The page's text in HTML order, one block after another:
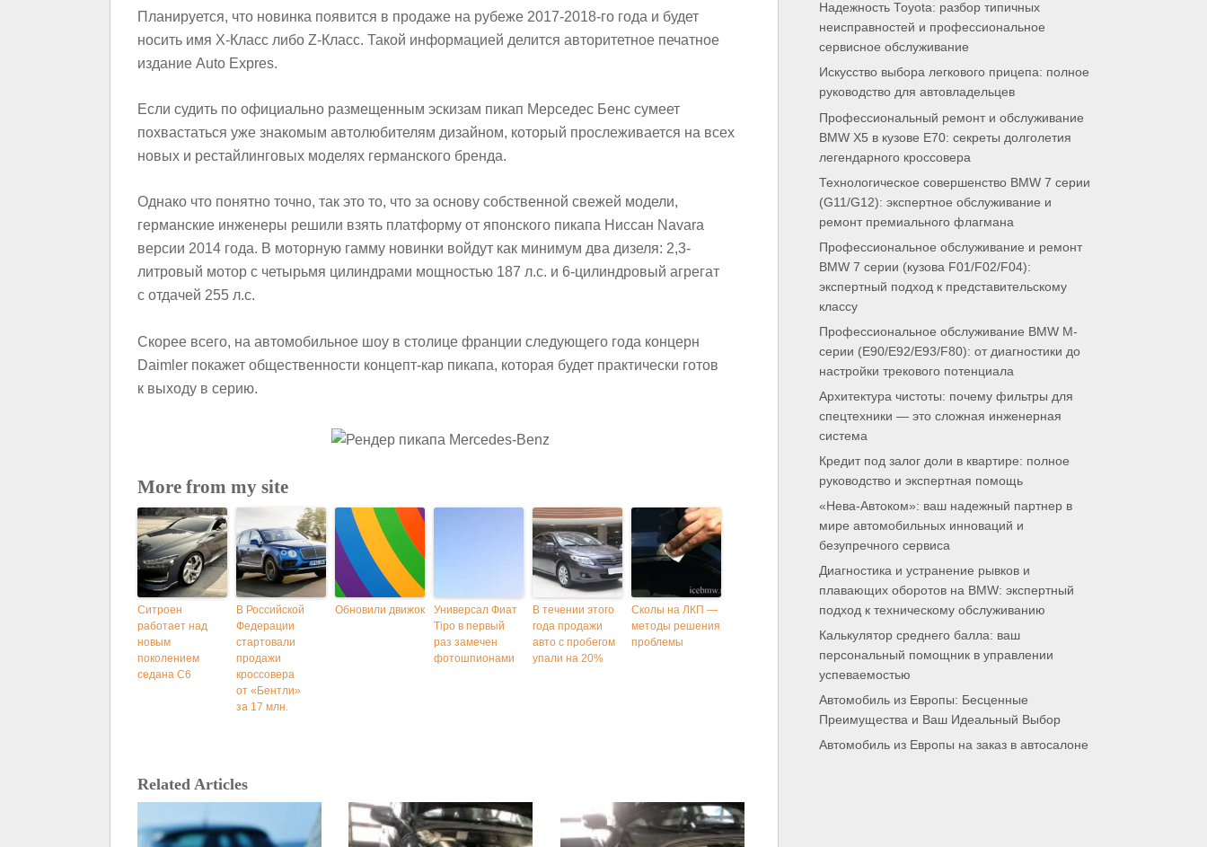
Планируется, что новинка появится в продаже на рубеже 2017-2018-го года и будет
носить имя X-Класс либо Z-Класс. Такой информацией делится авторитетное печатное
издание Auto Expres.
Если судить по официально размещенным эскизам пикап Мерседес Бенс сумеет
похвастаться уже знакомым автолюбителям дизайном, который прослеживается на всех
новых и рестайлинговых моделях германского бренда.
Однако что понятно точно, так это то, что за основу собственной свежей модели,
германские инженеры решили взять платформу от японского пикапа Ниссан Navara
версии 2014 года. В моторную гамму новинки войдут как минимум два дизеля: 2,3-
литровый мотор с четырьмя цилиндрами мощностью 187 л.с. и 6-цилиндровый агрегат
с отдачей 255 л.с.
Скорее всего, на автомобильное шоу в столице франции следующего года концерн
Daimler покажет общественности концепт-кар пикапа, которая будет практически готов
к выходу в серию.
More from my site
Ситроен
работает над
новым
поколением
седана C6
В Российской
Федерации
стартовали
продажи
кроссовера
от «Бентли»
за 17 млн.
Обновили движок
Универсал Фиат
Tipo в первый
раз замечен
фотошпионами
В течении этого
года продажи
авто с пробегом
упали на 20%
Сколы на ЛКП —
методы решения
проблемы
Related Articles
Надежность Toyota: разбор типичных
неисправностей и профессиональное
сервисное обслуживание
Искусство выбора легкового прицепа: полное
руководство для автовладельцев
Профессиональный ремонт и обслуживание
BMW X5 в кузове E70: секреты долголетия
легендарного кроссовера
Технологическое совершенство BMW 7 серии
(G11/G12): экспертное обслуживание и
ремонт премиального флагмана
Профессиональное обслуживание и ремонт
BMW 7 серии (кузова F01/F02/F04):
экспертный подход к представительскому
классу
Профессиональное обслуживание BMW M-
серии (E90/E92/E93/F80): от диагностики до
настройки трекового потенциала
Архитектура чистоты: почему фильтры для
спецтехники — это сложная инженерная
система
Кредит под залог доли в квартире: полное
руководство и экспертная помощь
«Нева-Автоком»: ваш надежный партнер в
мире автомобильных инноваций и
безупречного сервиса
Диагностика и устранение рывков и
плавающих оборотов на BMW: экспертный
подход к техническому обслуживанию
Калькулятор среднего балла: ваш
персональный помощник в управлении
успеваемостью
Автомобиль из Европы: Бесценные
Преимущества и Ваш Идеальный Выбор
Автомобиль из Европы на заказ в автосалоне